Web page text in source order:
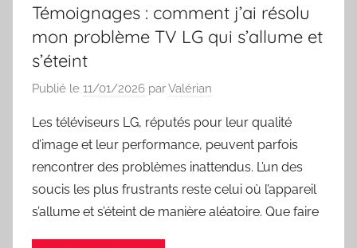
Témoignages : comment j’ai résolu
mon problème TV LG qui s’allume et
s’éteint
Publié le 11/01/2026 parValérian
Les téléviseurs LG, réputés pour leur qualité
d’image et leur performance, peuvent parfois
rencontrer des problèmes inattendus. L’un des
soucis les plus frustrants reste celui où l’appareil
s’allume et s’éteint de manière aléatoire. Que faire